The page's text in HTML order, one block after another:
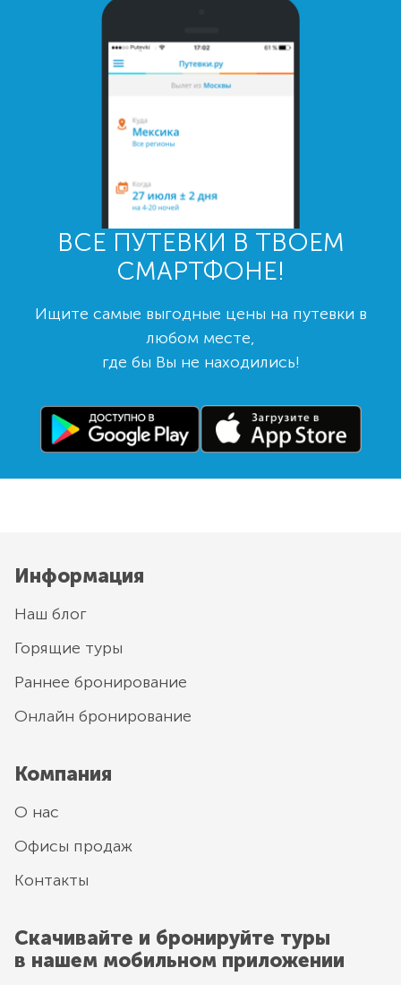
ВСЕ ПУТЕВКИ В ТВОЕМ
СМАРТФОНЕ!
Ищите самые выгодные цены на путевки в
любом месте,
где бы Вы не находились!
Информация
Наш блог
Горящие туры
Раннее бронирование
Онлайн бронирование
Компания
О нас
Офисы продаж
Контакты
Скачивайте и бронируйте туры
в нашем мобильном приложении